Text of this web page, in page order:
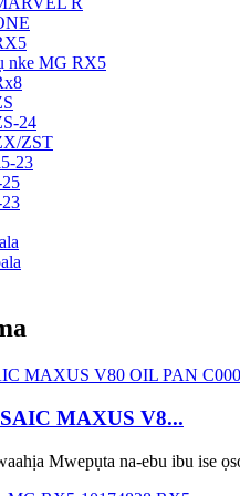
nke MG RX5
24
ZST
23
MAXUS V8...
Mwepụta na-ebu ibu ise